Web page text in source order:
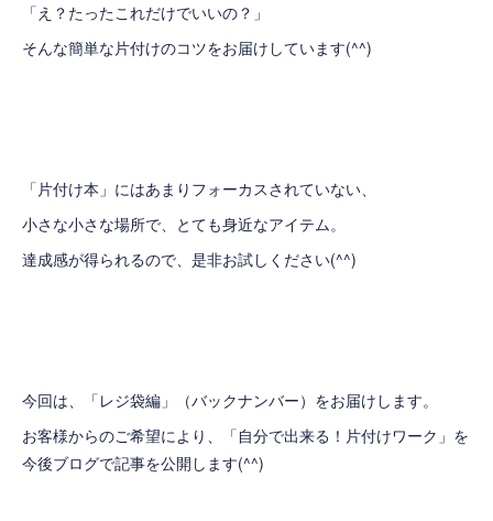
「え？たったこれだけでいいの？」
そんな簡単な片付けのコツをお届けしています(^^)
「片付け本」にはあまりフォーカスされていない、
小さな小さな場所で、とても身近なアイテム。
達成感が得られるので、是非お試しください(^^)
今回は、「レジ袋編」（バックナンバー）をお届けします。
お客様からのご希望により、「自分で出来る！片付けワーク」を
今後ブログで記事を公開します(^^)